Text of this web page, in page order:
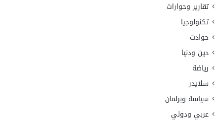
تقارير وحوارات
تكنولوجيا
حوادث
دين ودنيا
رياضة
سلايدر
سياسة وبرلمان
عربي ودولي